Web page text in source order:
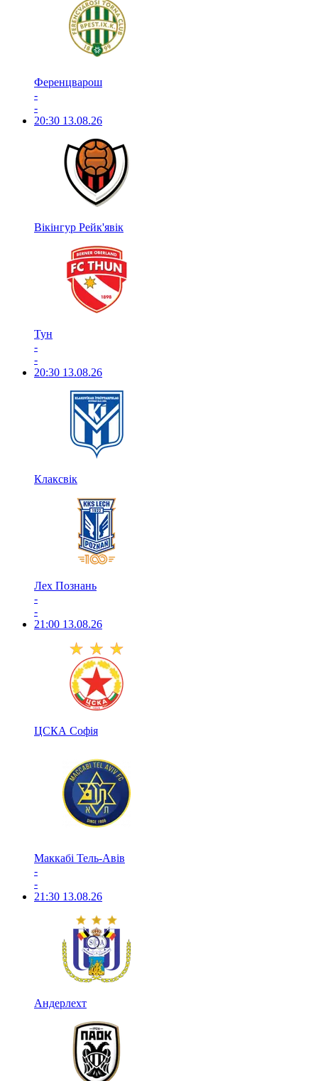
Ференцварош
-
-
20:30 13.08.26
Вікінгур Рейк'явік
Тун
-
-
20:30 13.08.26
Клаксвік
Лех Познань
-
-
21:00 13.08.26
ЦСКА Софія
Маккабі Тель-Авів
-
-
21:30 13.08.26
Андерлехт